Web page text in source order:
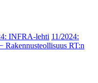
INFRA-lehti 11/2024:
Rakennusteollisuus RT:n